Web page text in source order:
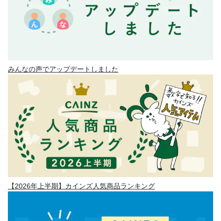
みんなの声でアップデートしました
【2026年上半期】カインズ人気商品ランキング